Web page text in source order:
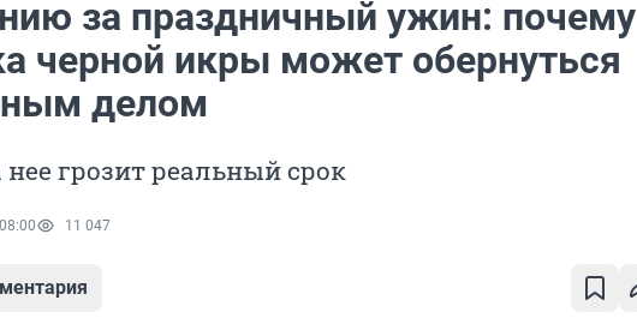
за праздничный ужин: почему
черной икры может обернуться
делом
грозит реальный срок
11 047